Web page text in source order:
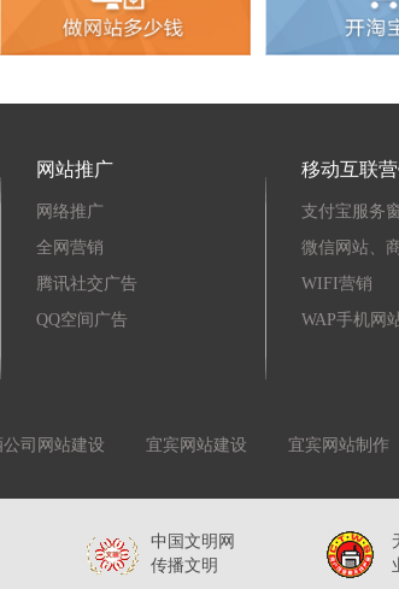
网站推广
网络推广
全网营销
腾讯社交广告
QQ空间广告
移动互联
支付宝服务
微信网站、
WIFI营销
WAP手机网
公司网站建设 宜宾网站建设 宜宾网站制作
中国文明网
传播文明